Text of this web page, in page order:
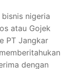
nigeria
atau Gojek
PT Jangkar
dengan